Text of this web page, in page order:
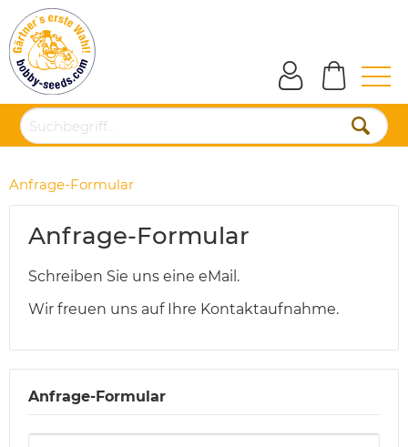
Anfrage-Formular
Anfrage-Formular
Schreiben Sie uns eine eMail.
Wir freuen uns auf Ihre Kontaktaufnahme.
Anfrage-Formular